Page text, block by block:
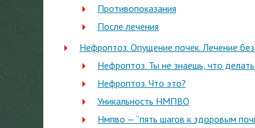
Противопоказания
После лечения
Нефроптоз. Опущение почек. Лечение
Нефроптоз. Ты не знаешь, что
Нефроптоз. Что это?
Уникальность НМПВО
Нмпво — “пять шагов к здоровым